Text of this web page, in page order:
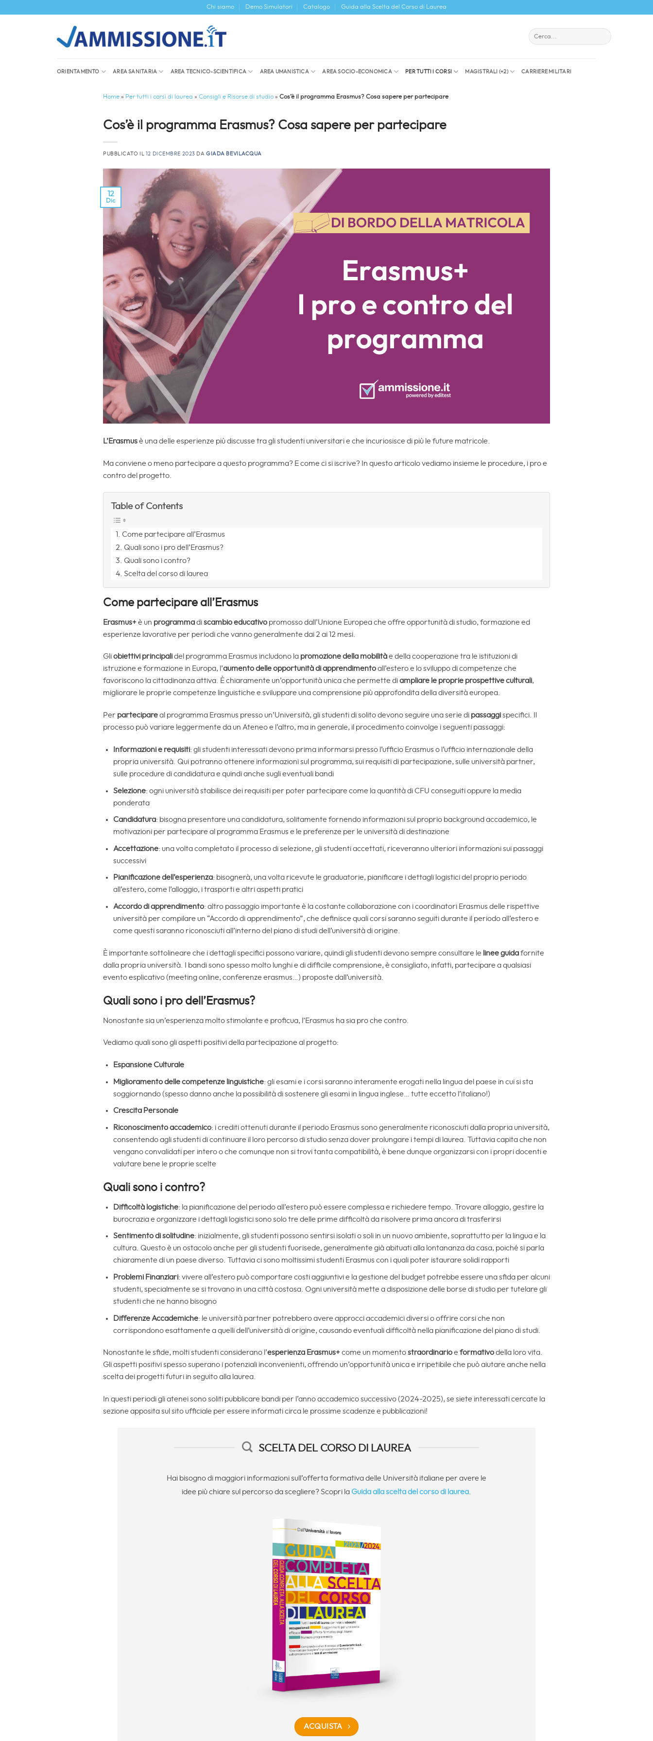
Chi siamo Demo Simulatori Catalogo Guida alla Scelta del Corso di Laurea
ORIENTAMENTO AREA SANITARIA AREA TECNICO-SCIENTIFICA AREA UMANISTICA AREA SOCIO-ECONOMICA PER TUTTI I CORSI MAGISTRALI (+2) CARRIERE MILITARI
Home » Per tutti i corsi di laurea » Consigli e Risorse di studio » Cos’è il programma Erasmus? Cosa sapere per partecipare
Cos’è il programma Erasmus? Cosa sapere per partecipare
PUBBLICATO IL 12 DICEMBRE 2023 DAGIADA BEVILACQUA
12
Dic
L’Erasmusè una delle esperienze più discusse tra gli studenti universitari e che incuriosisce di più le future matricole.
Ma conviene o meno partecipare a questo programma? E come ci si iscrive? In questo articolo vediamo insieme le procedure, i pro e
contro del progetto.
Table of Contents
Come partecipare all’Erasmus
Quali sono i pro dell’Erasmus?
Quali sono i contro?
Scelta del corso di laurea
Come partecipare all’Erasmus
Erasmus+è un programmadiscambio educativo promosso dall’Unione Europea che offre opportunità di studio, formazione ed
esperienze lavorative per periodi che vanno generalmente dai 2 ai 12 mesi.
Gliobiettivi principalidel programma Erasmus includono la promozione della mobilitàe della cooperazione tra le istituzioni di
istruzione e formazione in Europa, l’aumento delle opportunità di apprendimentoall’estero e lo sviluppo di competenze che
favoriscono la cittadinanza attiva. È chiaramente un’opportunità unica che permette diampliare le proprie prospettive culturali,
migliorare le proprie competenze linguistiche e sviluppare una comprensione più approfondita della diversità europea.
Per partecipareal programma Erasmus presso un’Università, gli studenti di solito devono seguire una serie di passaggispecifici. Il
processo può variare leggermente da un Ateneo e l’altro, ma in generale, il procedimento coinvolge i seguenti passaggi:
Informazioni e requisiti: gli studenti interessati devono prima informarsi presso l’ufficio Erasmus o l’ufficio internazionale della
propria università. Qui potranno ottenere informazioni sul programma, sui requisiti di partecipazione, sulle università partner,
sulle procedure di candidatura e quindi anche sugli eventuali bandi
Selezione: ogni università stabilisce dei requisiti per poter partecipare come la quantità di CFU conseguiti oppure la media
ponderata
Candidatura: bisogna presentare una candidatura, solitamente fornendo informazioni sul proprio background accademico, le
motivazioni per partecipare al programma Erasmus e le preferenze per le università di destinazione
Accettazione: una volta completato il processo di selezione, gli studenti accettati, riceveranno ulteriori informazioni sui passaggi
successivi
Pianificazione dell’esperienza: bisognerà, una volta ricevute le graduatorie, pianificare i dettagli logistici del proprio periodo
all’estero, come l’alloggio, i trasporti e altri aspetti pratici
Accordo di apprendimento: altro passaggio importante è la costante collaborazione con i coordinatori Erasmus delle rispettive
università per compilare un “Accordo di apprendimento”, che definisce quali corsi saranno seguiti durante il periodo all’estero e
come questi saranno riconosciuti all’interno del piano di studi dell’università di origine.
È importante sottolineare che i dettagli specifici possono variare, quindi gli studenti devono sempre consultare le linee guidafornite
dalla propria università. I bandi sono spesso molto lunghi e di difficile comprensione, è consigliato, infatti, partecipare a qualsiasi
evento esplicativo (meeting online, conferenze erasmus…) proposte dall’università.
Quali sono i pro dell’Erasmus?
Nonostante sia un’esperienza molto stimolante e proficua, l’Erasmus ha sia pro che contro.
Vediamo quali sono gli aspetti positivi della partecipazione al progetto:
Espansione Culturale
Miglioramento delle competenze linguistiche: gli esami e i corsi saranno interamente erogati nella lingua del paese in cui si sta
soggiornando (spesso danno anche la possibilità di sostenere gli esami in lingua inglese… tutte eccetto l’italiano!)
Crescita Personale
Riconoscimento accademico: i crediti ottenuti durante il periodo Erasmus sono generalmente riconosciuti dalla propria università,
consentendo agli studenti di continuare il loro percorso di studio senza dover prolungare i tempi di laurea. Tuttavia capita che non
vengano convalidati per intero o che comunque non si trovi tanta compatibilità, è bene dunque organizzarsi con i propri docenti e
valutare bene le proprie scelte
Quali sono i contro?
Difficoltà logistiche: la pianificazione del periodo all’estero può essere complessa e richiedere tempo. Trovare alloggio, gestire la
burocrazia e organizzare i dettagli logistici sono solo tre delle prime difficoltà da risolvere prima ancora di trasferirsi
Sentimento di solitudine: inizialmente, gli studenti possono sentirsi isolati o soli in un nuovo ambiente, soprattutto per la lingua e la
cultura. Questo è un ostacolo anche per gli studenti fuorisede, generalmente già abituati alla lontananza da casa, poiché si parla
chiaramente di un paese diverso. Tuttavia ci sono moltissimi studenti Erasmus con i quali poter istaurare solidi rapporti
Problemi Finanziari: vivere all’estero può comportare costi aggiuntivi e la gestione del budget potrebbe essere una sfida per alcuni
studenti, specialmente se si trovano in una città costosa. Ogni università mette a disposizione delle borse di studio per tutelare gli
studenti che ne hanno bisogno
Differenze Accademiche: le università partner potrebbero avere approcci accademici diversi o offrire corsi che non
corrispondono esattamente a quelli dell’università di origine, causando eventuali difficoltà nella pianificazione del piano di studi.
Nonostante le sfide, molti studenti considerano l’esperienza Erasmus+come un momentostraordinarioe formativodella loro vita.
Gli aspetti positivi spesso superano i potenziali inconvenienti, offrendo un’opportunità unica e irripetibile che può aiutare anche nella
scelta dei progetti futuri in seguito alla laurea.
In questi periodi gli atenei sono soliti pubblicare bandi per l’anno accademico successivo (2024-2025), se siete interessati cercate la
sezione apposita sul sito ufficiale per essere informati circa le prossime scadenze e pubblicazioni!
SCELTA DEL CORSO DI LAUREA
Hai bisogno di maggiori informazioni sull’offerta formativa delle Università italiane per avere le
idee più chiare sul percorso da scegliere? Scopri la Guida alla scelta del corso di laurea
ACQUISTA